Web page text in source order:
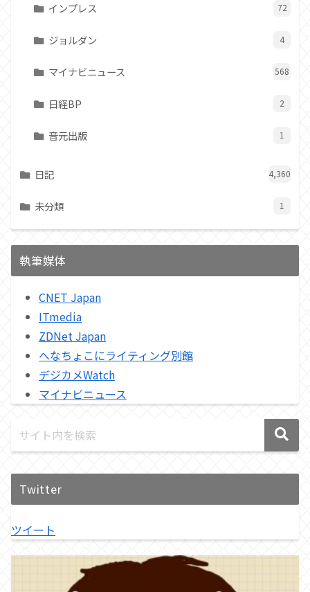
インプレス 72
ジョルダン 4
マイナビニュース 568
日経BP 2
音元出版 1
日記 4,360
未分類 1
執筆媒体
CNET Japan
ITmedia
ZDNet Japan
へなちょこにライティング別館
デジカメWatch
マイナビニュース
Twitter
ツイート